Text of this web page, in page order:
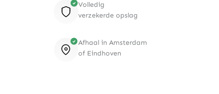
Volledig
verzekerde opslag
Afhaal in Amsterdam
of Eindhoven